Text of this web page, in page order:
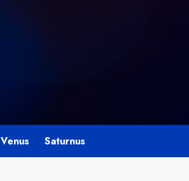
Venus Saturnus